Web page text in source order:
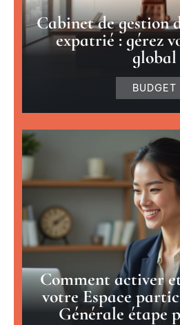
Cabinet de gestion
expatrié : gérez
global
BUDGET
Comment activer
votre Espace
Générale étape